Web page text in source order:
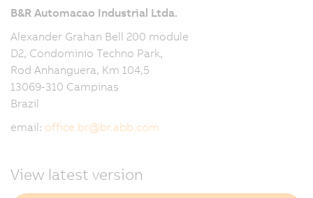
B&R Automacao Industrial Ltda.
Alexander Grahan Bell 200 module
D2, Condominio Techno Park,
Rod Anhanguera, Km 104,5
13069-310 Campinas
Brazil
email: office.br@br.abb.com
View latest version